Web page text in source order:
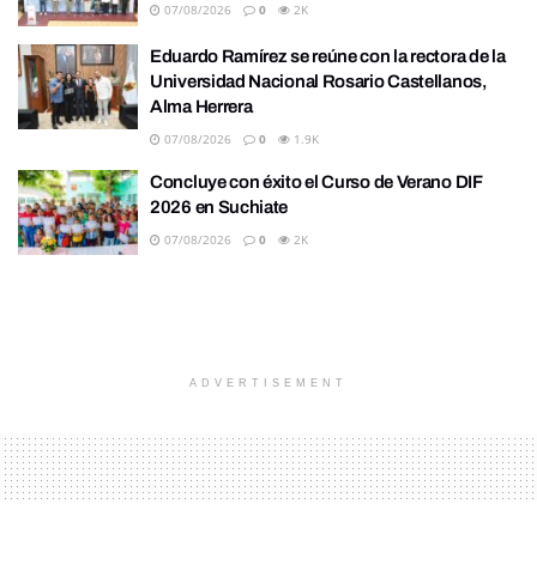
07/08/2026 0 2K
Eduardo Ramírez se reúne con la rectora de la
Universidad Nacional Rosario Castellanos,
Alma Herrera
07/08/2026 0 1.9K
Concluye con éxito el Curso de Verano DIF
2026 en Suchiate
07/08/2026 0 2K
ADVERTISEMENT